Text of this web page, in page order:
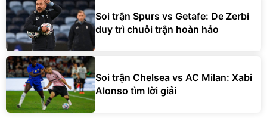
Soi trận Spurs vs Getafe: De Zerbi
duy trì chuỗi trận hoàn hảo
Soi trận Chelsea vs AC Milan: Xabi
Alonso tìm lời giải